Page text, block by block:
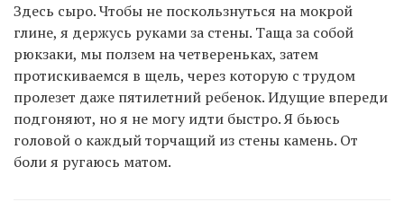
Здесь сыро. Чтобы не поскользнуться на мокрой
глине, я держусь руками за стены. Таща за собой
рюкзаки, мы ползем на четвереньках, затем
протискиваемся в щель, через которую с трудом
пролезет даже пятилетний ребенок. Идущие впереди
подгоняют, но я не могу идти быстро. Я бьюсь
головой о каждый торчащий из стены камень. От
боли я ругаюсь матом.